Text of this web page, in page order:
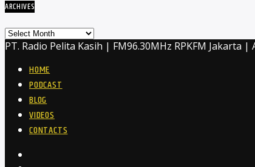
ARCHIVES
Archives
PT. Radio Pelita Kasih | FM96.30MHz RPKFM Jakarta
HOME
PODCAST
BLOG
VIDEOS
CONTACTS